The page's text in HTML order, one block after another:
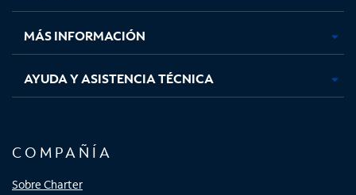
nuevanuevanuevanueva
MÁS INFORMACIÓN
AYUDA Y ASISTENCIA TÉCNICA
COMPAÑÍA
Sobre Charter